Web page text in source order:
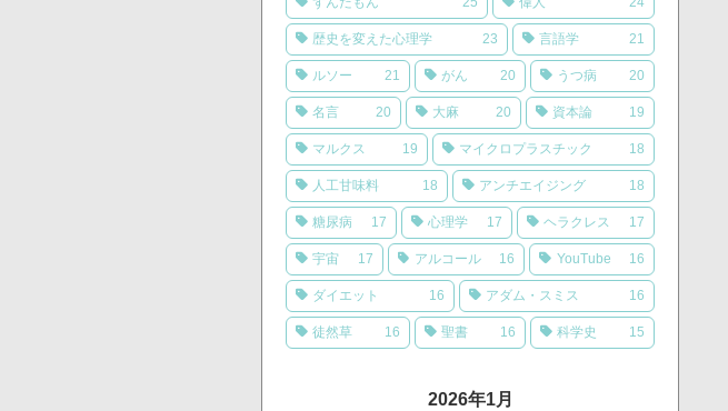
歴史を変えた心理学 23 言語学 21
ルソー 21 がん 20 うつ病 20
名言 20 大麻 20 資本論 19
マルクス 19 マイクロプラスチック 18
人工甘味料 18 アンチエイジング 18
糖尿病 17 心理学 17 ヘラクレス 17
宇宙 17 アルコール 16 YouTube 16
ダイエット 16 アダム・スミス 16
徒然草 16 聖書 16 科学史 15
2026年1月